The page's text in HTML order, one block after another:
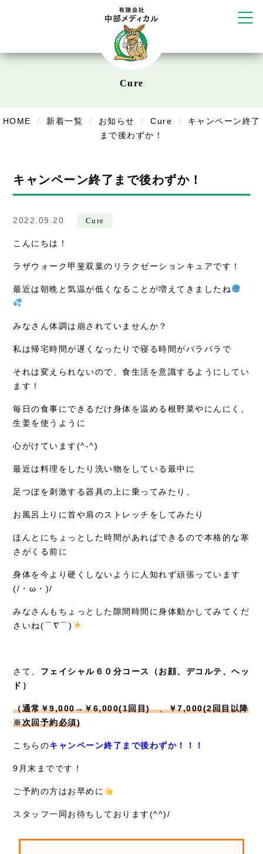
塚店
デイサービスあやめ
美容
美容鍼・コルギ
お知らせ
採用情報
Cure
HOME 新着一覧 お知らせ Cure
キャンペーン終了
まで後わずか！
キャンペーン終了まで後わずか！
2022.09.20 Cure
こんにちは！
ラザウォーク甲斐双葉のリラクゼーションキュアです！
最近は朝晩と気温が低くなることが増えてきましたね
みなさん体調は崩されていませんか？
私は帰宅時間が遅くなったりで寝る時間がバラバラで
それは変えられないので、食生活を意識するようにしてい
ます！
毎日の食事にできるだけ身体を温める根野菜やにんにく、
生姜を使うように
心がけています(^-^)
最近は料理をしたり洗い物をしている最中に
足つぼを刺激する器具の上に乗ってみたり、
お風呂上りに首や肩のストレッチをしてみたり
ほんとにちょっとした時間があればできるので本格的な寒
さがくる前に
身体を今より硬くしないように人知れず頑張っています
(/・ω・)/
みなさんもちょっとした隙間時間に身体動かしてみてくだ
さいね(⌒∇⌒)
さて、 フェイシャル６０分コース（お顔、デコルテ、ヘッ
ド）
（通常￥9,000→￥6,000(1回目)、￥7,000(2回目以降
※次回予約必須)
こちらのキャンペーン終了まで後わずか！！！
9月末までです！
ご予約の方はお早めに
スタッフ一同お待ちしております(^^)/